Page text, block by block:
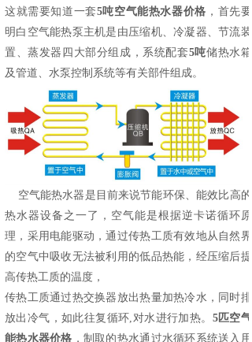
这就需要知道一套5吨空气能热水器价格 ，首先要
明白空气能热泵主机是 由压缩机、冷凝器、节流装
置、蒸发器四大部分组成，系统配套5吨储热水箱
及管道、水泵控制系统等有关部件组成。
空气能热水器是目前来说节能环保、能效比高的
热水器设备之一了，空气能是根据逆卡诺循环原
理，采用电能驱动，通过传热工质有效地从自然界
的空气中吸收无法被利用的低品热能，经压缩后提
高传热工质的温度，
传热工质通过热交换器放出热量加热冷水，同时排
放出冷气，如此往复循环,对水进行加热。 5匹空气
能热水器价格 ， 制取的热水通过水循环系统送入用